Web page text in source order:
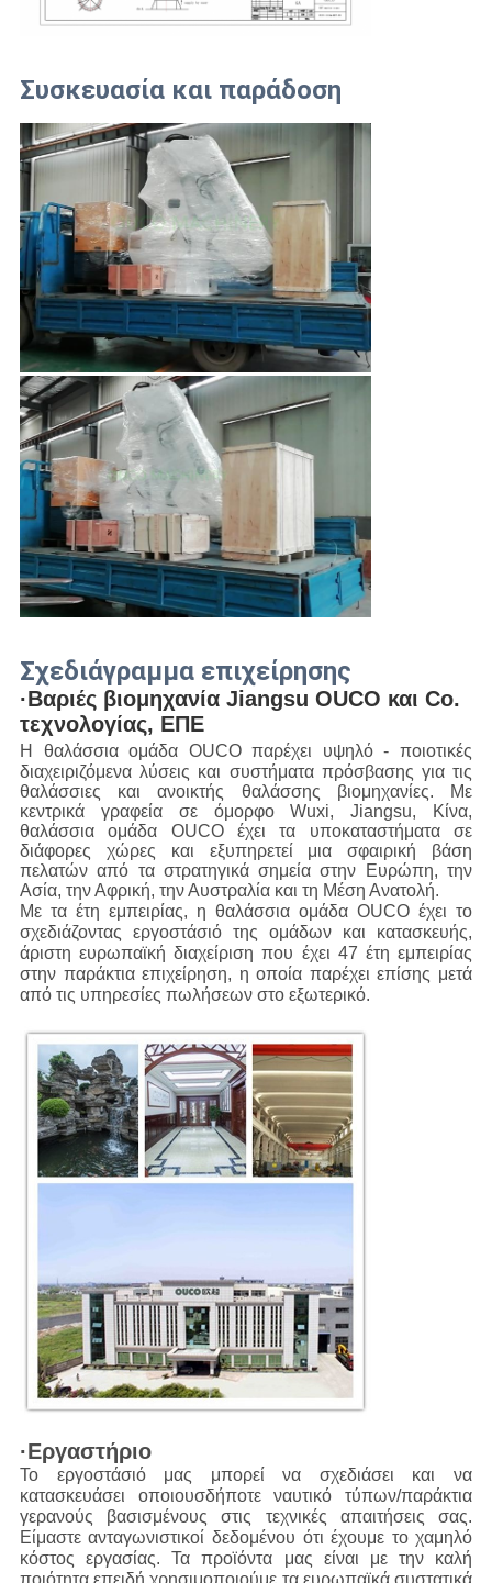
Συσκευασία και παράδοση
Σχεδιάγραμμα επιχείρησης
·Βαριές βιομηχανία Jiangsu OUCO και Co.
τεχνολογίας, ΕΠΕ
Η θαλάσσια ομάδα OUCO παρέχει υψηλό - ποιοτικές
διαχειριζόμενα λύσεις και συστήματα πρόσβασης για τις
θαλάσσιες και ανοικτής θαλάσσης βιομηχανίες.
Με
κεντρικά γραφεία σε όμορφο Wuxi, Jiangsu, Κίνα,
θαλάσσια ομάδα OUCOέχει τα υποκαταστήματα σε
διάφορες χώρες και εξυπηρετεί μια σφαιρική βάση
πελατών από τα στρατηγικά σημεία στην Ευρώπη, την
Ασία, την Αφρική, την Αυστραλία και τη Μέση Ανατολή.
Με τα έτη εμπειρίας, η θαλάσσια ομάδα OUCO έχει το
σχεδιάζοντας εργοστάσιό της ομάδων και κατασκευής,
άριστη ευρωπαϊκή διαχείριση που έχει 47 έτη εμπειρίας
στην παράκτια επιχείρηση, η οποία παρέχει επίσης μετά
από τις υπηρεσίες πωλήσεων στο εξωτερικό.
·Εργαστήριο
Το εργοστάσιό μας μπορεί να σχεδιάσει και να
κατασκευάσει οποιουσδήποτε ναυτικό τύπων/παράκτια
γερανούς βασισμένους στις τεχνικές απαιτήσεις σας.
Είμαστε ανταγωνιστικοί δεδομένου ότι έχουμε το χαμηλό
κόστος εργασίας. Τα προϊόντα μας είναι με την καλή